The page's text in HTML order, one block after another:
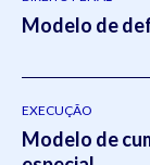
Modelo de
EXECUÇÃO
Modelo de